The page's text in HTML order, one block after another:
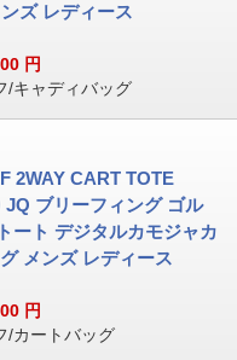
ズ レディース
円
/キャディバッグ
2WAY CART TOTE
ブリーフィング ゴル
ート デジタルカモジャカ
メンズ レディース
円
/カートバッグ